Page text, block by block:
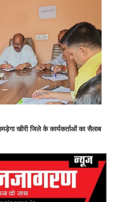
खीरी जिले के कार्यकर्ताओं का सैलाब